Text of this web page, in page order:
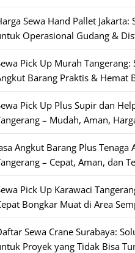
Sewa Hand Pallet Jakarta:
Operasional Gudang &
Pick Up Murah Tangerang:
Barang Praktis & Hemat
Pick Up Plus Supir dan
– Mudah, Aman,
Angkut Barang Plus Tenaga
– Cepat, Aman, dan
Pick Up Karawaci
Bongkar Muat di Area
Sewa Crane Surabaya:
Proyek yang Tidak Bisa